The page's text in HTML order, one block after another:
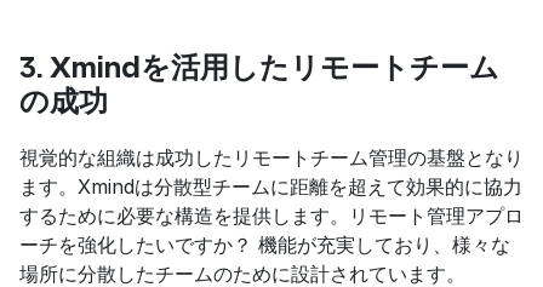
3. Xmindを活用したリモートチーム
の成功
視覚的な組織は成功したリモートチーム管理の基盤となり
ます。Xmindは分散型チームに距離を超えて効果的に協力
するために必要な構造を提供します。リモート管理アプロ
ーチを強化したいですか？ 機能が充実しており、様々な
場所に分散したチームのために設計されています。